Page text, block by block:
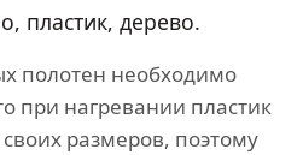
пластик, дерево.
полотен необходимо
при нагревании пластик
размеров, поэтому